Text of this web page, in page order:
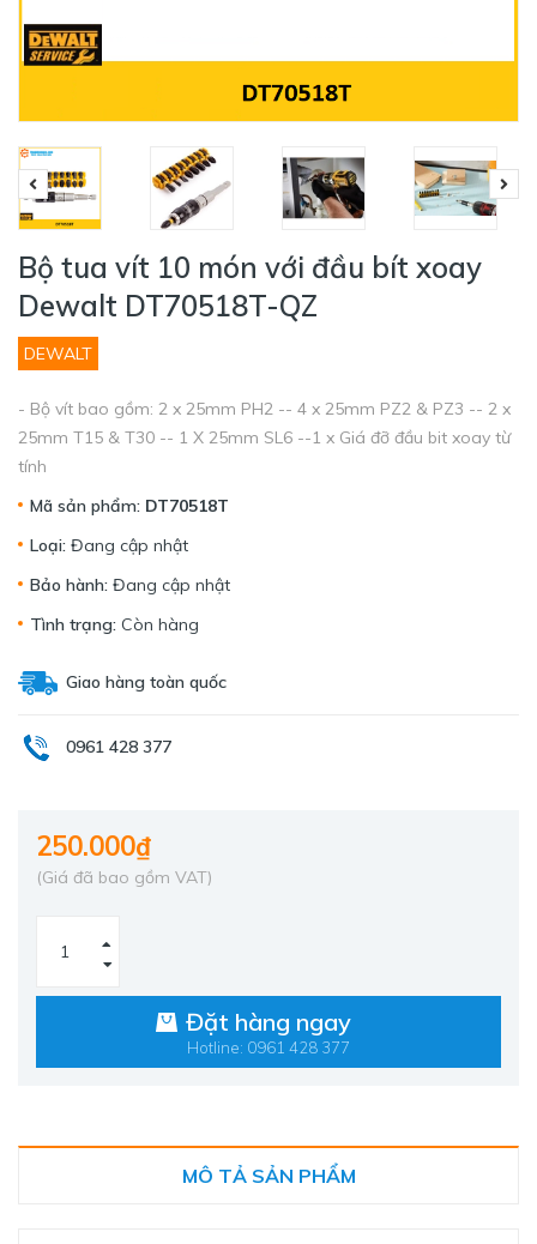
Bộ tua vít 10 món với đầu bít xoay
Dewalt DT70518T-QZ
DEWALT
- Bộ vít bao gồm: 2 x 25mm PH2 -- 4 x 25mm PZ2 & PZ3 -- 2 x
25mm T15 & T30 -- 1 X 25mm SL6 --1 x Giá đỡ đầu bit xoay từ
tính
Mã sản phẩm: DT70518T
Loại: Đang cập nhật
Bảo hành: Đang cập nhật
Tình trạng: Còn hàng
Giao hàng toàn quốc
0961 428 377
250.000₫
(Giá đã bao gồm VAT)
Đặt hàng ngay
Hotline: 0961 428 377
MÔ TẢ SẢN PHẨM